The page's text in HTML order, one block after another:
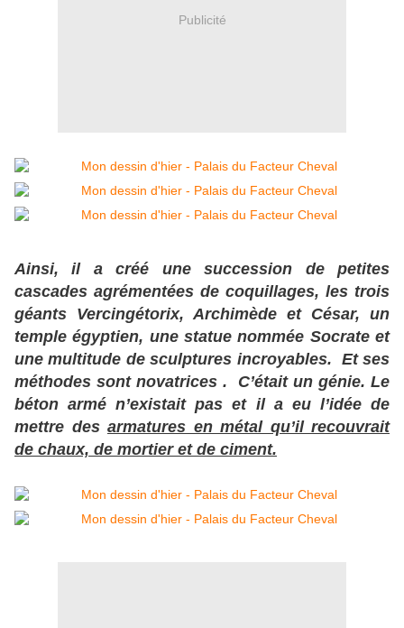
Publicité
Ainsi, il a créé une succession de petites
cascades agrémentées de coquillages, les trois
géants Vercingétorix, Archimède et César, un
temple égyptien, une statue nommée Socrate et
une multitude de sculptures incroyables. Et ses
méthodes sont novatrices . C’était un génie. Le
béton armé n’existait pas et il a eu l’idée de
mettre des armatures en métal qu’il recouvrait
de chaux, de mortier et de ciment.